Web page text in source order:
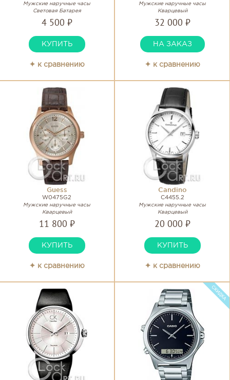
Мужские наручные часы
Световая Батарея
4 500 ₽
КУПИТЬ
✦ к сравнению
Мужские наручные часы
Кварцевый
32 000 ₽
НА ЗАКАЗ
✦ к сравнению
Guess
W0475G2
Мужские наручные часы
Кварцевый
11 800 ₽
КУПИТЬ
✦ к сравнению
Candino
C4455.2
Мужские наручные часы
Кварцевый
20 000 ₽
КУПИТЬ
✦ к сравнению